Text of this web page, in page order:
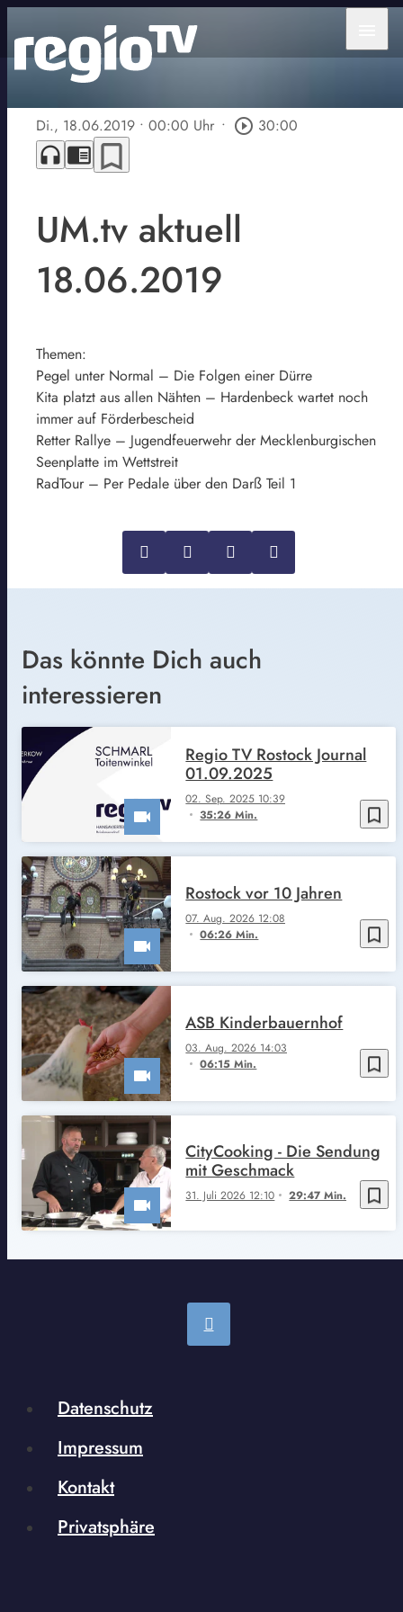
Di., 18.06.2019 • 00:00 Uhr • play_circle_outline 30:00
headphones chrome_reader_mode bookmark_border
UM.tv aktuell
18.06.2019
Themen:
Pegel unter Normal – Die Folgen einer Dürre
Kita platzt aus allen Nähten – Hardenbeck wartet noch
immer auf Förderbescheid
Retter Rallye – Jugendfeuerwehr der Mecklenburgischen
Seenplatte im Wettstreit
RadTour – Per Pedale über den Darß Teil 1
Das könnte Dich auch
interessieren
bookmark_border
02. Sep. 2025 10:39
35:26 Min.
Regio TV Rostock Journal
01.09.2025
bookmark_border
07. Aug. 2026 12:08
06:26 Min.
Rostock vor 10 Jahren
bookmark_border
03. Aug. 2026 14:03
06:15 Min.
ASB Kinderbauernhof
bookmark_border
31. Juli 2026 12:10 29:47 Min.
CityCooking - Die Sendung
mit Geschmack
Datenschutz
Impressum
Kontakt
Privatsphäre